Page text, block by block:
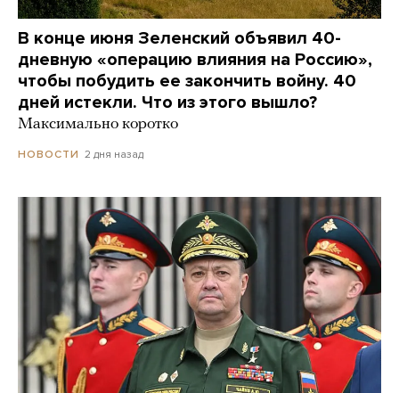
В конце июня Зеленский объявил 40-
дневную «операцию влияния на Россию»,
чтобы побудить ее закончить войну. 40
дней истекли. Что из этого вышло?
Максимально коротко
НОВОСТИ 2 дня назад